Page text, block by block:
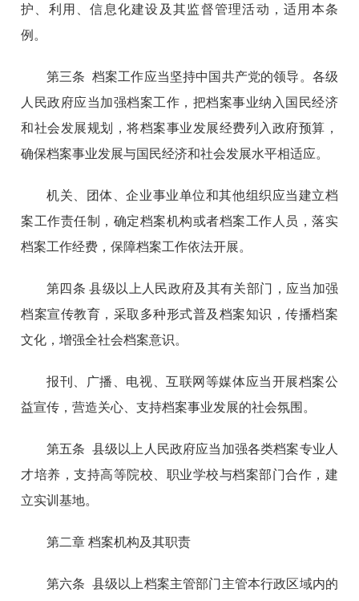
护、利用、信息化建设及其监督管理活动，适用本条
例。
第三条 档案工作应当坚持中国共产党的领导。各级
人民政府应当加强档案工作，把档案事业纳入国民经济
和社会发展规划，将档案事业发展经费列入政府预算，
确保档案事业发展与国民经济和社会发展水平相适应。
机关、团体、企业事业单位和其他组织应当建立档
案工作责任制，确定档案机构或者档案工作人员，落实
档案工作经费，保障档案工作依法开展。
第四条 县级以上人民政府及其有关部门，应当加强
档案宣传教育，采取多种形式普及档案知识，传播档案
文化，增强全社会档案意识。
报刊、广播、电视、互联网等媒体应当开展档案公
益宣传，营造关心、支持档案事业发展的社会氛围。
第五条 县级以上人民政府应当加强各类档案专业人
才培养，支持高等院校、职业学校与档案部门合作，建
立实训基地。
第二章 档案机构及其职责
第六条 县级以上档案主管部门主管本行政区域内的